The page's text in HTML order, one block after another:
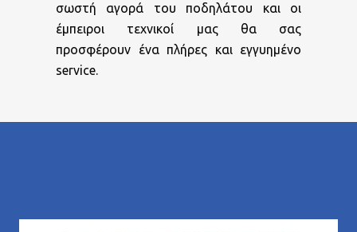
σωστή αγορά του ποδηλάτου και οι
έμπειροι τεχνικοί μας θα σας
προσφέρουν ένα πλήρες και εγγυημένο
service.